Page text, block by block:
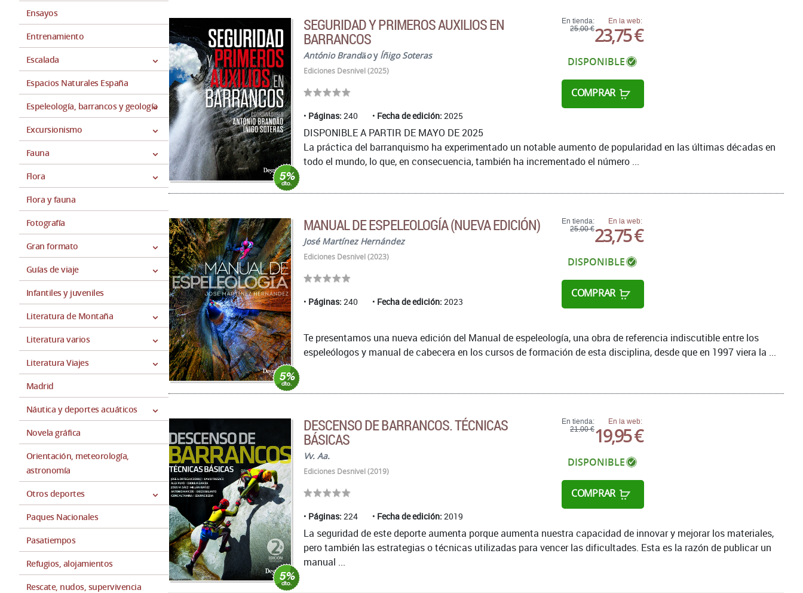
Ensayos
Entrenamiento
Escalada
Espacios Naturales España
Espeleología, barrancos y geología
Excursionismo
Fauna
Flora
Flora y fauna
Fotografía
Gran formato
Guías de viaje
Infantiles y juveniles
Literatura de Montaña
Literatura varios
Literatura Viajes
Madrid
Náutica y deportes acuáticos
Novela gráfica
Orientación, meteorología,
astronomía
Otros deportes
Paques Nacionales
Pasatiempos
Refugios, alojamientos
Rescate, nudos, supervivencia
SEGURIDAD Y PRIMEROS AUXILIOS EN
BARRANCOS
António Brandãoy Íñigo Soteras
Ediciones Desnivel (2025)
Páginas: 240 Fecha de edición: 2025
En tienda:
25,00 €
En la web:
23,75 €
DISPONIBLE
COMPRAR
DISPONIBLE A PARTIR DE MAYO DE 2025
La práctica del barranquismo ha experimentado un notable aumento de popularidad en las últimas décadas en
todo el mundo, lo que, en consecuencia, también ha incrementado el número ...
MANUAL DE ESPELEOLOGÍA (NUEVA EDICIÓN)
José Martínez Hernández
Ediciones Desnivel (2023)
Páginas: 240 Fecha de edición: 2023
En tienda:
25,00 €
En la web:
23,75 €
DISPONIBLE
COMPRAR
Te presentamos una nueva edición del Manual de espeleología, una obra de referencia indiscutible entre los
espeleólogos y manual de cabecera en los cursos de formación de esta disciplina, desde que en 1997 viera la ...
DESCENSO DE BARRANCOS. TÉCNICAS
BÁSICAS
Vv. Aa.
Ediciones Desnivel (2019)
Páginas: 224 Fecha de edición: 2019
En tienda:
21,00 €
En la web:
19,95 €
DISPONIBLE
COMPRAR
La seguridad de este deporte aumenta porque aumenta nuestra capacidad de innovar y mejorar los materiales,
pero también las estrategias o técnicas utilizadas para vencer las dificultades. Esta es la razón de publicar un
manual ...